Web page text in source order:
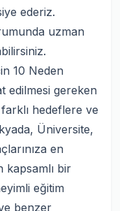
ederiz.
uzman
10 Neden
edilmesi gereken
hedeflere ve
Üniversite,
en
kapsamlı bir
eğitim
benzer